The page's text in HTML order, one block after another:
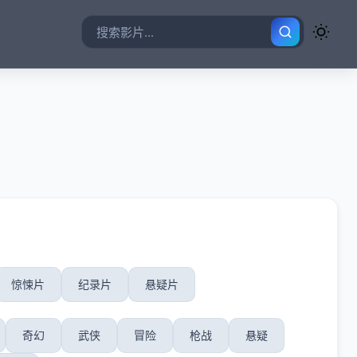
惊悚片 纪录片 悬疑片
奇幻 武侠 冒险 枪战 悬疑